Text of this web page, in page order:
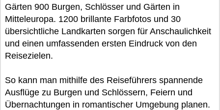
Gärten 900 Burgen, Schlösser und Gärten in
Mitteleuropa. 1200 brillante Farbfotos und 30
übersichtliche Landkarten sorgen für Anschaulichkeit
und einen umfassenden ersten Eindruck von den
Reisezielen.
So kann man mithilfe des Reiseführers spannende
Ausflüge zu Burgen und Schlössern, Feiern und
Übernachtungen in romantischer Umgebung planen.